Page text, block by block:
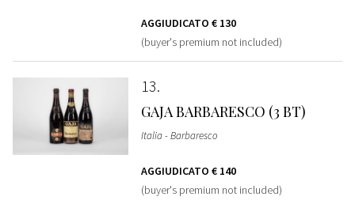
AGGIUDICATO € 130
(buyer's premium not included)
13
GAJA BARBARESCO (3 BT)
Italia - Barbaresco
AGGIUDICATO € 140
(buyer's premium not included)